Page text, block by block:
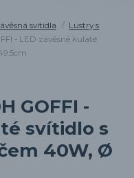
svítidla
Lustry s
- LED závěsné kulaté
GOFFI -
svítidlo s
40W, Ø